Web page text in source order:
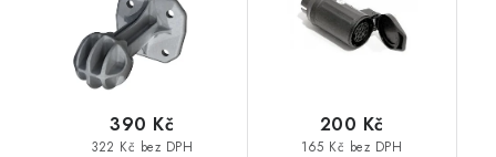
322 Kč bez DPH
390 Kč
165 Kč bez DPH
200 Kč